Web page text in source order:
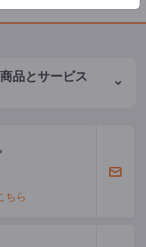
品とサービス
ちら